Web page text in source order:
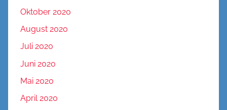
Oktober 2020
August 2020
Juli 2020
Juni 2020
Mai 2020
April 2020